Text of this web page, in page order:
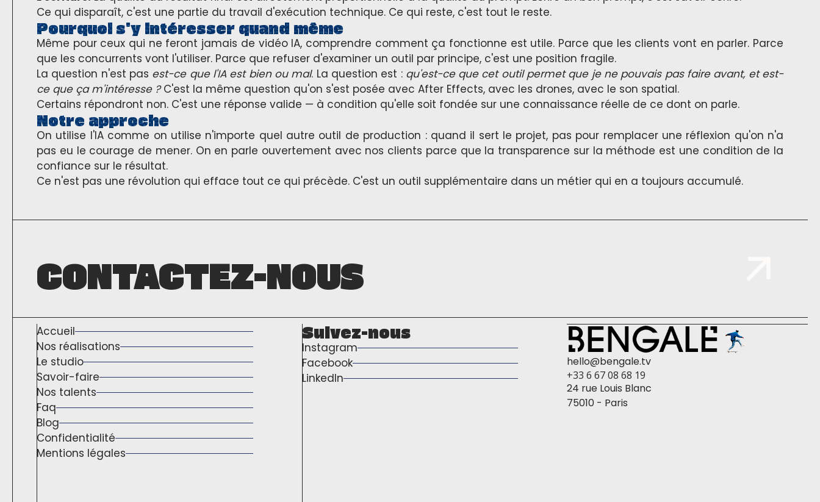
Ce qui disparaît, c'est une partie du travail d'exécution technique. Ce qui reste, c'est tout le reste.
Pourquoi s'y intéresser quand même
Même pour ceux qui ne feront jamais de vidéo IA, comprendre comment ça fonctionne est utile. Parce que les clients vont en parler. Parce
que les concurrents vont l'utiliser. Parce que refuser d'examiner un outil par principe, c'est une position fragile.
La question n'est pas est-ce que l'IA est bien ou mal. La question est : qu'est-ce que cet outil permet que je ne pouvais pas faire avant, et est-
ce que ça m'intéresse ?C'est la même question qu'on s'est posée avec After Effects, avec les drones, avec le son spatial.
Certains répondront non. C'est une réponse valide — à condition qu'elle soit fondée sur une connaissance réelle de ce dont on parle.
Notre approche
On utilise l'IA comme on utilise n'importe quel autre outil de production : quand il sert le projet, pas pour remplacer une réflexion qu'on n'a
pas eu le courage de mener. On en parle ouvertement avec nos clients parce que la transparence sur la méthode est une condition de la
confiance sur le résultat.
Ce n'est pas une révolution qui efface tout ce qui précède. C'est un outil supplémentaire dans un métier qui en a toujours accumulé.
CONTACTEZ-NOUS
Accueil
Nos réalisations
Le studio
Savoir-faire
Nos talents
Faq
Blog
Confidentialité
Mentions légales
Suivez-nous
Instagram
Facebook
LinkedIn
hello@bengale.tv
+33 6 67 08 68 19
24 rue Louis Blanc
75010 - Paris